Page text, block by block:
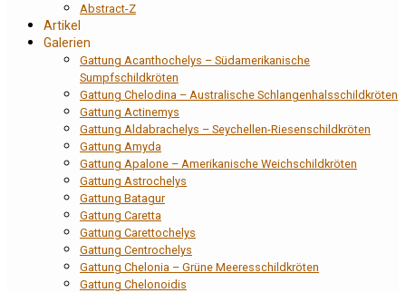
Abstract-Z
Artikel
Galerien
Gattung Acanthochelys – Südamerikanische
Sumpfschildkröten
Gattung Chelodina – Australische Schlangenhalsschildkröten
Gattung Actinemys
Gattung Aldabrachelys – Seychellen-Riesenschildkröten
Gattung Amyda
Gattung Apalone – Amerikanische Weichschildkröten
Gattung Astrochelys
Gattung Batagur
Gattung Caretta
Gattung Carettochelys
Gattung Centrochelys
Gattung Chelonia – Grüne Meeresschildkröten
Gattung Chelonoidis